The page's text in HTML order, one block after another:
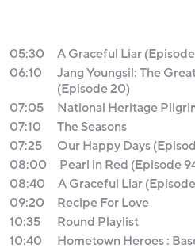
05:30
A Graceful Liar
06:10
Jang Youngsil: The
(Episode 20)
07:05
National Heritage
07:10
The Seasons
07:25
Our Happy Days
08:00
Pearl in Red (Episode
08:40
A Graceful Liar
09:20
Recipe For Love
10:35
Round Playlist
10:40
Hometown Heroes :